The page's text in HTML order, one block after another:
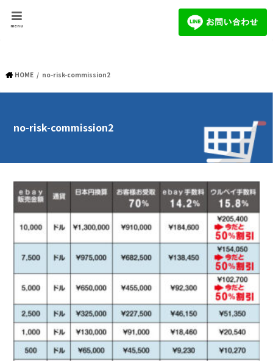
menu
HOME no-risk-commission2
no-risk-commission2